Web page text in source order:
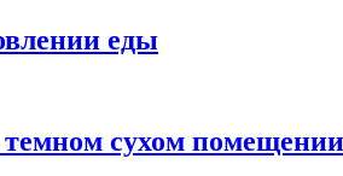
еды
сухом помещении